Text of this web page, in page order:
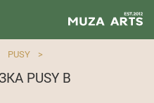
PUSY
>
PUSY В